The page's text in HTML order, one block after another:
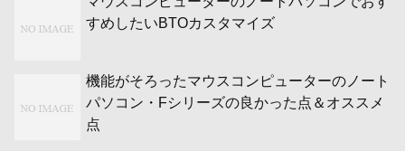
すめしたいBTOカスタマイズ
機能がそろったマウスコンピューターのノート
パソコン・Fシリーズの良かった点＆オススメ
点